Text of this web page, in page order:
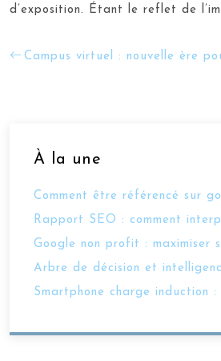
d’exposition. Étant le reflet de
Campus virtuel : nouvelle ère
À la une
Comment être référencé sur
Rapport SEO : comment
Google non profit : maximiser
Arbre de décision et
Smartphone charge induction